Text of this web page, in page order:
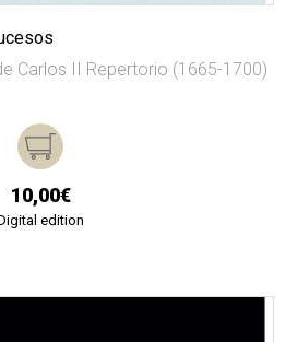
Carlos II Repertorio (1665-1700)
10,00€
edition